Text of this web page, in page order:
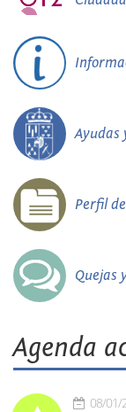
Ayudas
Perfil
Quejas
Agenda
08/01/